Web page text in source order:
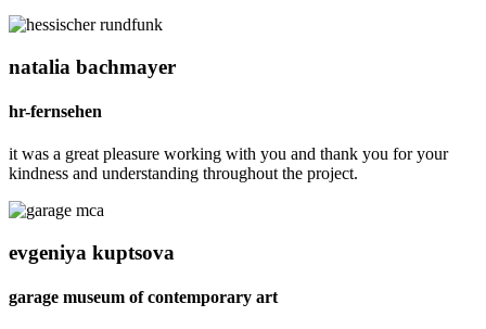
natalia bachmayer
hr-fernsehen
it was a great pleasure working with you and thank you for your
kindness and understanding throughout the project.
evgeniya kuptsova
garage museum of contemporary art